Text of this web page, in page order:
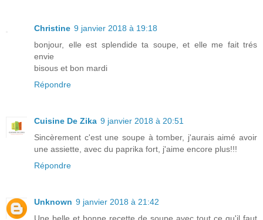
Christine 9 janvier 2018 à 19:18
bonjour, elle est splendide ta soupe, et elle me fait trés
envie
bisous et bon mardi
Répondre
Cuisine De Zika 9 janvier 2018 à 20:51
Sincèrement c'est une soupe à tomber, j'aurais aimé avoir
une assiette, avec du paprika fort, j'aime encore plus!!!
Répondre
Unknown 9 janvier 2018 à 21:42